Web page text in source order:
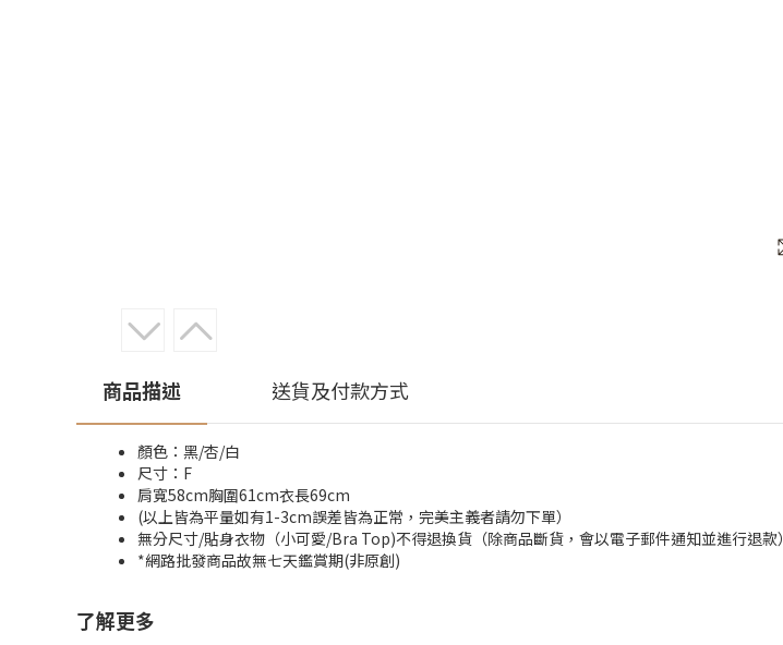
商品描述 送貨及付款方式
顏色：黑/杏/白
尺寸：F
肩寬58cm胸圍61cm衣長69cm
(以上皆為平量如有1-3cm誤差皆為正常，完美主義者請勿下單）
無分尺寸/貼身衣物（小可愛/Bra Top)不得退換貨（除商品斷貨，會以電子郵件通知並進行退款）
*網路批發商品故無七天鑑賞期(非原創)
了解更多